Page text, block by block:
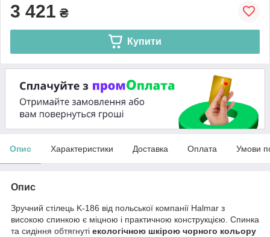
3 421 ₴
Купити
Опис Характеристики Доставка Оплата Умови
Опис
Зручний стілець K-186 від польської компанії Halmar з
високою спинкою є міцною і практичною конструкцією. Спинка
та сидіння обтягнуті екологічною шкірою чорного кольору